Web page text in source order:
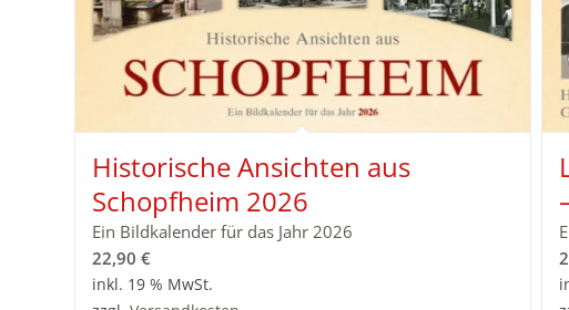
Historische Ansichten aus
Schopfheim 2026
Ein Bildkalender für das Jahr 2026
22,90 €
inkl. 19 % MwSt.